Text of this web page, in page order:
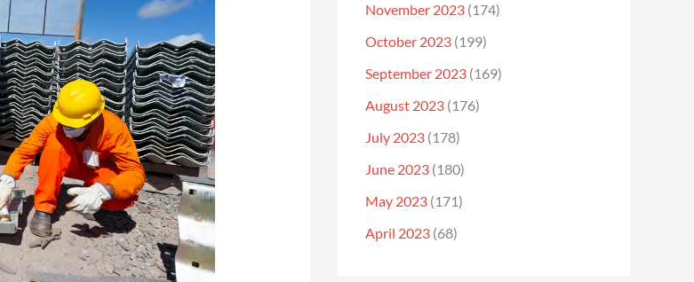
November 2023 (174)
October 2023 (199)
September 2023 (169)
August 2023 (176)
July 2023 (178)
June 2023 (180)
May 2023 (171)
April 2023 (68)